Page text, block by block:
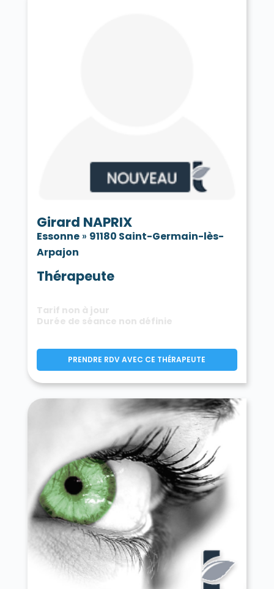
Girard NAPRIX
Essonne» 91180 Saint-Germain-lès-
Arpajon
Thérapeute
Tarif non à jour
Durée de séance non définie
PRENDRE RDV AVEC CE THÉRAPEUTE